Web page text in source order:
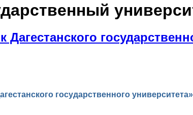
государственного университета»